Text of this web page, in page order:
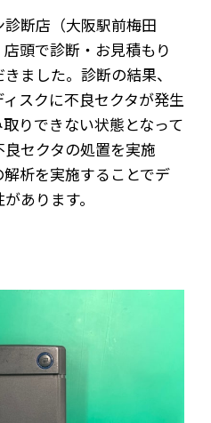
断店（大阪駅前梅田
頭で診断・お見積もり
ました。診断の結果、
スクに不良セクタが発生
りできない状態となって
セクタの処置を実施
析を実施することでデ
あります。